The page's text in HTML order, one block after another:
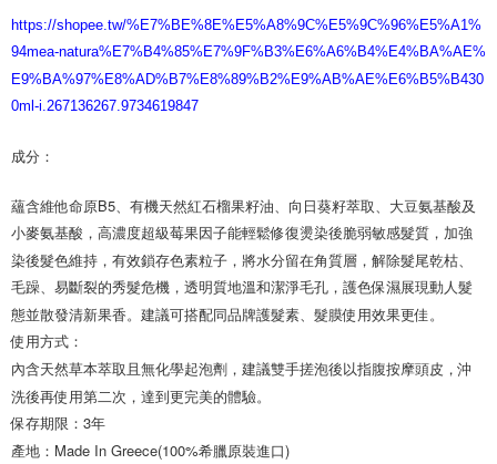
https://shopee.tw/%E7%BE%8E%E5%A8%9C%E5%9C%96%E5%A1%
94mea-natura%E7%B4%85%E7%9F%B3%E6%A6%B4%E4%BA%AE%
E9%BA%97%E8%AD%B7%E8%89%B2%E9%AB%AE%E6%B5%B430
0ml-i.267136267.9734619847
成分：
蘊含維他命原B5、有機天然紅石榴果籽油、向日葵籽萃取、大豆氨基酸及
小麥氨基酸，高濃度超級莓果因子能輕鬆修復燙染後脆弱敏感髮質，加強
染後髮色維持，有效鎖存色素粒子，將水分留在角質層，解除髮尾乾枯、
毛躁、易斷裂的秀髮危機，透明質地溫和潔淨毛孔，護色保濕展現動人髮
態並散發清新果香。建議可搭配同品牌護髮素、髮膜使用效果更佳。
使用方式：
內含天然草本萃取且無化學起泡劑，建議雙手搓泡後以指腹按摩頭皮，沖
洗後再使用第二次，達到更完美的體驗。
保存期限：3年
產地：Made In Greece(100%希臘原裝進口)